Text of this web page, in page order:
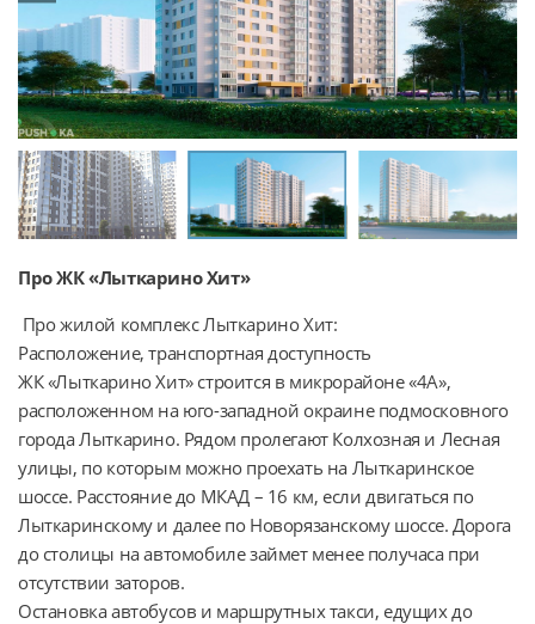
Про ЖК «Лыткарино Хит»
Расположение, транспортная доступность
ЖК «Лыткарино Хит» строится в микрорайоне «4А»,
расположенном на юго-западной окраине подмосковного
города Лыткарино. Рядом пролегают Колхозная и Лесная
улицы, по которым можно проехать на Лыткаринское
шоссе. Расстояние до МКАД – 16 км, если двигаться по
Лыткаринскому и далее по Новорязанскому шоссе. Дорога
до столицы на автомобиле займет менее получаса при
отсутствии заторов.
Остановка автобусов и маршрутных такси, едущих до